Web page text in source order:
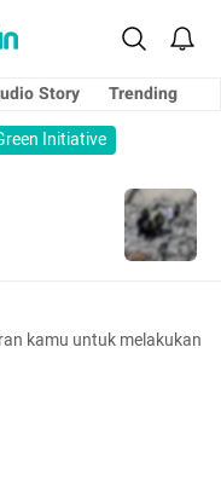
Story
Trending
Initiative
kamu untuk melakukan